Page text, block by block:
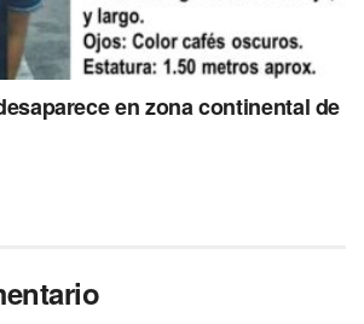
en zona continental de